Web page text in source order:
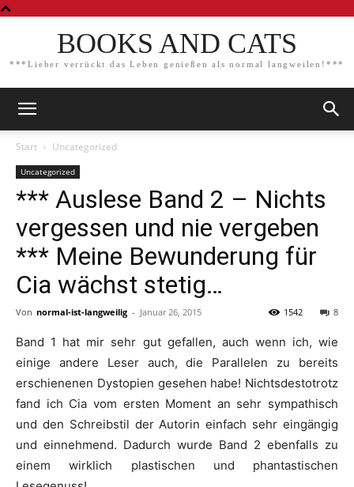
BOOKS AND CATS
***Lieber verrückt das Leben genießen als normal langweilen!***
Start Uncategorized
Uncategorized
*** Auslese Band 2 – Nichts
vergessen und nie vergeben
*** Meine Bewunderung für
Cia wächst stetig…
Von normal-ist-langweilig - Januar 26, 2015 8
1542
Band 1 hat mir sehr gut gefallen, auch wenn ich, wie
einige andere Leser auch, die Parallelen zu bereits
erschienenen Dystopien gesehen habe! Nichtsdestotrotz
fand ich Cia vom ersten Moment an sehr sympathisch
und den Schreibstil der Autorin einfach sehr eingängig
und einnehmend. Dadurch wurde Band 2 ebenfalls zu
einem wirklich plastischen und phantastischen